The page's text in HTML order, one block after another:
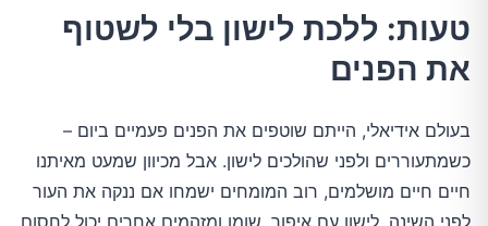
טעות: ללכת לישון בלי לשטוף
את הפנים
בעולם אידיאלי, הייתם שוטפים את הפנים פעמיים ביום –
כשמתעוררים ולפני שהולכים לישון. אבל מכיוון שמעט מאיתנו
חיים חיים מושלמים, רוב המומחים ישמחו אם ננקה את העור
לפני השינה. לישון עם איפור, שומן ומזהמים אחרים יכול לחסום